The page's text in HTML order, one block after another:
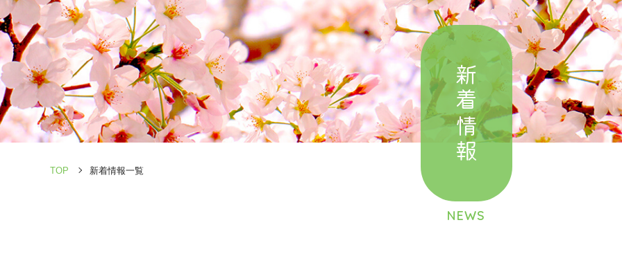
新着情報
NEWS
TOP 新着情報一覧